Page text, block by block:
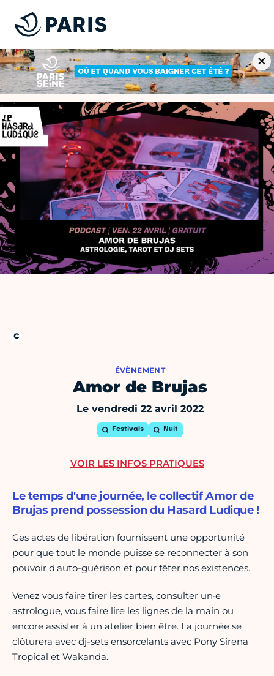
ÉVÈNEMENT
Amor de Brujas
Le vendredi 22 avril 2022
Festivals Nuit
Le temps d'une journée, le collectif Amor de
Brujas prend possession du Hasard Ludique !
Ces actes de libération fournissent une opportunité
pour que tout le monde puisse se reconnecter à son
pouvoir d'auto-guérison et pour fêter nos existences.
Venez vous faire tirer les cartes, consulter un·e
astrologue, vous faire lire les lignes de la main ou
encore assister à un atelier bien être. La journée se
clôturera avec dj-sets ensorcelants avec Pony Sirena
Tropical et Wakanda.
VOIR LES INFOS PRATIQUES